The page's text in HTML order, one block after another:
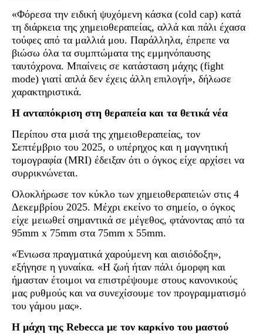
«Φόρεσα την ειδική ψυχόμενη κάσκα (cold cap) κατά
τη διάρκεια της χημειοθεραπείας, αλλά και πάλι έχασα
τούφες από τα μαλλιά μου. Παράλληλα, έπρεπε να
βιώσω όλα τα συμπτώματα της εμμηνόπαυσης
ταυτόχρονα. Μπαίνεις σε κατάσταση μάχης (fight
mode) γιατί απλά δεν έχεις άλλη επιλογή», δήλωσε
χαρακτηριστικά.
Η ανταπόκριση στη θεραπεία και τα θετικά νέα
Περίπου στα μισά της χημειοθεραπείας, τον
Σεπτέμβριο του 2025, ο υπέρηχος και η μαγνητική
τομογραφία (MRI) έδειξαν ότι ο όγκος είχε αρχίσει να
συρρικνώνεται.
Ολοκλήρωσε τον κύκλο των χημειοθεραπειών στις 4
Δεκεμβρίου 2025. Μέχρι εκείνο το σημείο, ο όγκος
είχε μειωθεί σημαντικά σε μέγεθος, φτάνοντας από τα
95mm x 75mm στα 75mm x 55mm.
«Ένιωσα πραγματικά χαρούμενη και αισιόδοξη»,
εξήγησε η γυναίκα. «Η ζωή ήταν πάλι όμορφη και
ήμασταν έτοιμοι να επιστρέψουμε στους κανονικούς
μας ρυθμούς και να συνεχίσουμε τον προγραμματισμό
του γάμου μας».
Η μάχη της Rebecca με τον καρκίνο του μαστού